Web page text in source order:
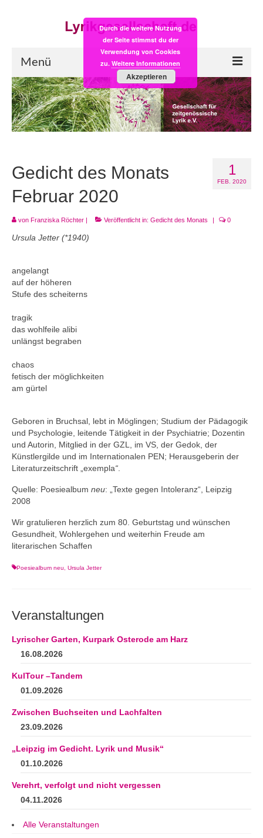
Menü
Start
LYRIK:POST
Einkaufsladen
Empfehlung des Monats
Veranstaltungen
Neuerscheinungen von Mitgliedern
Mitglied werden
1
FEB. 2020
Gedicht des Monats
Februar 2020
von Franziska Röchter | Veröffentlicht in: Gedicht des Monats | 0
Ursula Jetter (*1940)
angelangt
auf der höheren
Stufe des scheiterns
tragik
das wohlfeile alibi
unlängst begraben
chaos
fetisch der möglichkeiten
am gürtel
Geboren in Bruchsal, lebt in Möglingen; Studium der Pädagogik
und Psychologie, leitende Tätig­keit in der Psychiatrie; Dozentin
und Autorin, Mitglied in der GZL, im VS, der Gedok, der
Künstlergilde und im Internationalen PEN; Herausgeberin der
Literaturzeitschrift „exempla“
Quelle: Poesiealbum neu: „Texte gegen Intoleranz“, Leipzig
2008
Wir gratulieren herzlich zum 80. Geburtstag und wünschen
Gesundheit, Wohlergehen und weiterhin Freude am
literarischen Schaffen
Poesiealbum neu Ursula Jetter
Veranstaltungen
Lyrischer Garten, Kurpark Osterode am Harz
16.08.2026
KulTour –Tandem
01.09.2026
Zwischen Buchseiten und Lachfalten
23.09.2026
„Leipzig im Gedicht. Lyrik und Musik“
01.10.2026
Verehrt, verfolgt und nicht vergessen
04.11.2026
Alle Veranstaltungen
Durch die weitere Nutzung
der Seite stimmst du der
Verwendung von Cookies
zu. Weitere Informationen
Akzeptieren